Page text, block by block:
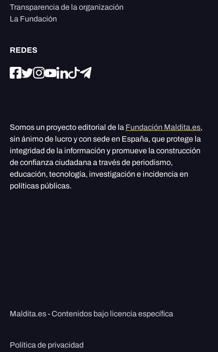
Transparencia de la organización
La Fundación
REDES
Somos un proyecto editorial de la Fundación Maldita.es,
sin ánimo de lucro y con sede en España, que protege la
integridad de la información y promueve la construcción
de confianza ciudadana a través de periodismo,
educación, tecnología, investigación e incidencia en
políticas públicas.
Maldita.es - Contenidos bajo licencia específica
Política de privacidad